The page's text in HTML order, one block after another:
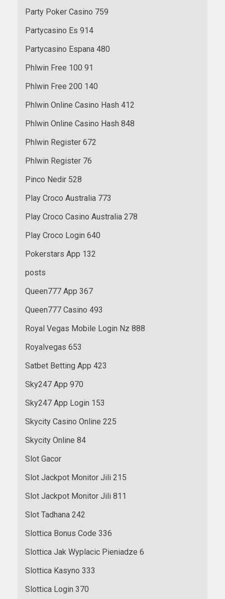
Party Poker Casino 759
Partycasino Es 914
Partycasino Espana 480
Phlwin Free 100 91
Phlwin Free 200 140
Phlwin Online Casino Hash 412
Phlwin Online Casino Hash 848
Phlwin Register 672
Phlwin Register 76
Pinco Nedir 528
Play Croco Australia 773
Play Croco Casino Australia 278
Play Croco Login 640
Pokerstars App 132
posts
Queen777 App 367
Queen777 Casino 493
Royal Vegas Mobile Login Nz 888
Royalvegas 653
Satbet Betting App 423
Sky247 App 970
Sky247 App Login 153
Skycity Casino Online 225
Skycity Online 84
Slot Gacor
Slot Jackpot Monitor Jili 215
Slot Jackpot Monitor Jili 811
Slot Tadhana 242
Slottica Bonus Code 336
Slottica Jak Wyplacic Pieniadze 6
Slottica Kasyno 333
Slottica Login 370